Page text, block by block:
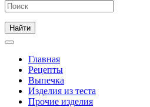
Главная
Рецепты
Выпечка
Изделия из теста
Прочие изделия